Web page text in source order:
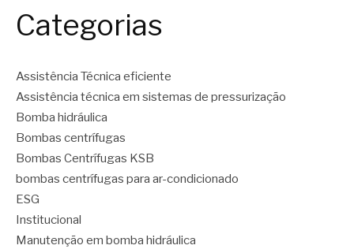
Categorias
Assistência Técnica eficiente
Assistência técnica em sistemas de pressurização
Bomba hidráulica
Bombas centrífugas
Bombas Centrífugas KSB
bombas centrífugas para ar-condicionado
ESG
Institucional
Manutenção em bomba hidráulica